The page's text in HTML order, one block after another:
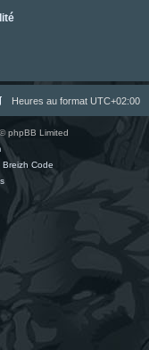
Heures au format UTC+02:00
phpBB Limited
Breizh Code